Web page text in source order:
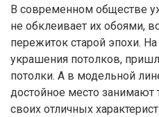
В современном обществе
не обклеивает их обоями,
пережиток старой эпохи.
украшения потолков,
потолки. А в модельной
достойное место занимают
своих отличных